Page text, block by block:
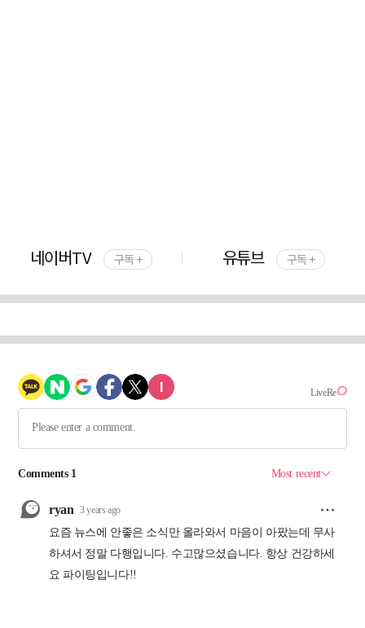
네이버TV 구독 + 유튜브 구독 +